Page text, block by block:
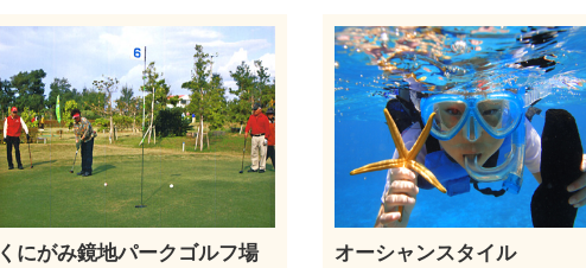
くにがみ鏡地パークゴルフ場 オーシャンスタイル